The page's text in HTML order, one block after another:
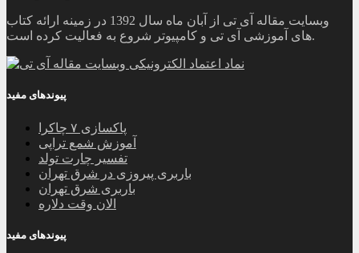
وبسایت مقاله آی تی از آبان ماه سال 1392 در زمینه ارائه کتاب
های آموزشی آی تی و کامپیوتر شروع به فعالیت کرده است.
پیوندهای مفید
پاکسازی ۷ چاکرا
آموزش شمع تراپی
تفسیر چارت تولد
باربری پیروزی در شرق تهران
باربری شرق تهران
الان وقت دلاره
پیوندهای مفید